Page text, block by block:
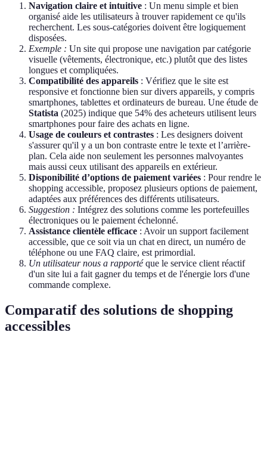
Navigation claire et intuitive : Un menu simple et bien
organisé aide les utilisateurs à trouver rapidement ce qu'ils
recherchent. Les sous-catégories doivent être logiquement
disposées.
Exemple : Un site qui propose une navigation par catégorie
visuelle (vêtements, électronique, etc.) plutôt que des listes
longues et compliquées.
Compatibilité des appareils : Vérifiez que le site est
responsive et fonctionne bien sur divers appareils, y compris
smartphones, tablettes et ordinateurs de bureau. Une étude de
Statista (2025) indique que 54% des acheteurs utilisent leurs
smartphones pour faire des achats en ligne.
Usage de couleurs et contrastes : Les designers doivent
s'assurer qu'il y a un bon contraste entre le texte et l’arrière-
plan. Cela aide non seulement les personnes malvoyantes
mais aussi ceux utilisant des appareils en extérieur.
Disponibilité d’options de paiement variées : Pour rendre le
shopping accessible, proposez plusieurs options de paiement,
adaptées aux préférences des différents utilisateurs.
Suggestion : Intégrez des solutions comme les portefeuilles
électroniques ou le paiement échelonné.
Assistance clientèle efficace : Avoir un support facilement
accessible, que ce soit via un chat en direct, un numéro de
téléphone ou une FAQ claire, est primordial.
Un utilisateur nous a rapportéque le service client réactif
d'un site lui a fait gagner du temps et de l'énergie lors d'une
commande complexe.
Comparatif des solutions de shopping
accessibles